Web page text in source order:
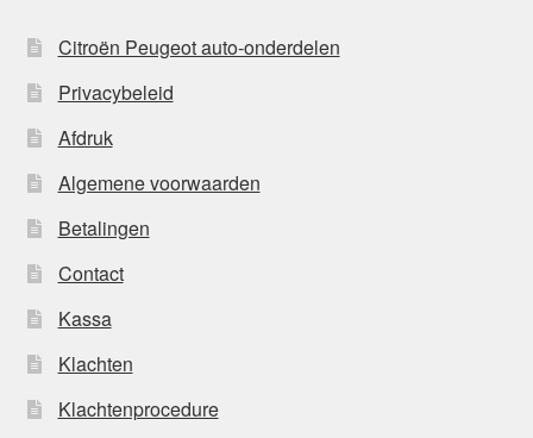
Citroën Peugeot auto-onderdelen
Privacybeleid
Afdruk
Algemene voorwaarden
Betalingen
Contact
Kassa
Klachten
Klachtenprocedure